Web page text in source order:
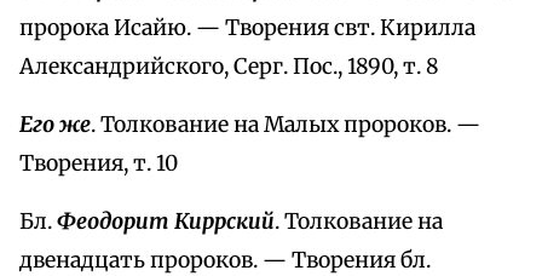
пророка Исайю. — Творения свт. Кирилла
Александрийского, Серг. Пос., 1890, т. 8
Его же. Толкование на Малых пророков. —
Творения, т. 10
Бл.Феодорит Киррский. Толкование на
двенадцать пророков. — Творения бл.